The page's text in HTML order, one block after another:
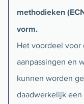
methodieken
vorm.
Het voordeel voor
aanpassingen en
kunnen worden
daadwerkelijk